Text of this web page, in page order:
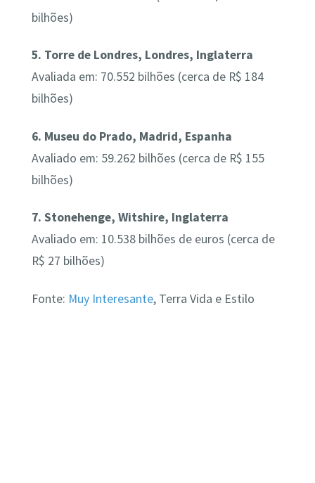
bilhões)
5. Torre de Londres, Londres, Inglaterra
Avaliada em: 70.552 bilhões (cerca de R$ 184
bilhões)
6. Museu do Prado, Madrid, Espanha
Avaliado em: 59.262 bilhões (cerca de R$ 155
bilhões)
7. Stonehenge, Witshire, Inglaterra
Avaliado em: 10.538 bilhões de euros (cerca de
R$ 27 bilhões)
Fonte: Muy Interesante, Terra Vida e Estilo